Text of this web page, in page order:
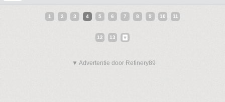
1 2 3 4 5 6 7 8 9 10 11
12 13
▼ Advertentie door Refinery89